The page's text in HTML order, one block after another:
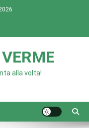
alla volta!